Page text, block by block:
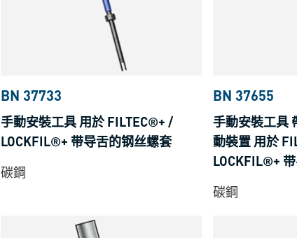
BN 37733
手動安裝工具 用於 FILTEC®+ /
LOCKFIL®+ 带导舌的钢丝螺套
碳鋼
BN 37655
手動安裝工具
動裝置 用於
LOCKFIL®+
碳鋼